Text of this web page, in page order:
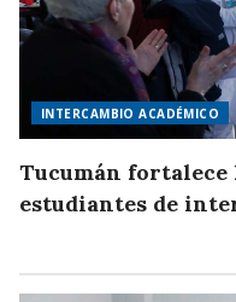
INTERCAMBIO ACADÉMICO
Tucumán
estudiantes de